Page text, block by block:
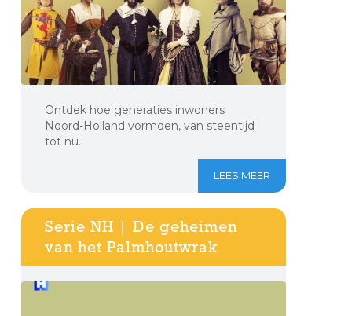
Ontdek hoe generaties inwoners
Noord-Holland vormden, van steentijd
tot nu.
LEES MEER
Serie NH | De geheimen
van het Palmhoutwrak